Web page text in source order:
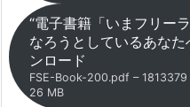
“電子書籍「いまフリー
なろうとしているあなた
ンロード
FSE-Book-200.pdf – 1813379
26 MB